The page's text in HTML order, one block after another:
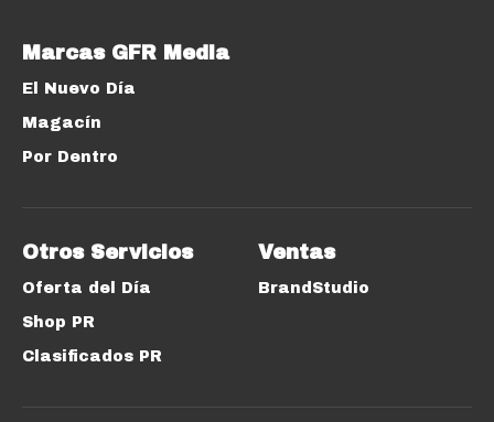
Marcas GFR Media
El Nuevo Día
Magacín
Por Dentro
Otros Servicios
Oferta del Día
Shop PR
Clasificados PR
Ventas
BrandStudio